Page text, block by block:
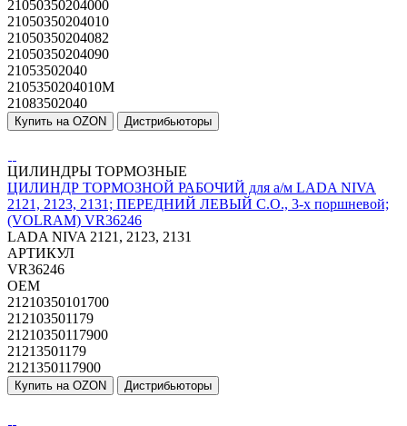
21050350204000
21050350204010
21050350204082
21050350204090
21053502040
2105350204010M
21083502040
Купить на OZON Дистрибьюторы
ЦИЛИНДРЫ ТОРМОЗНЫЕ
ЦИЛИНДР ТОРМОЗНОЙ РАБОЧИЙ для а/м LADA NIVA
2121, 2123, 2131; ПЕРЕДНИЙ ЛЕВЫЙ С.О., 3-х поршневой;
(VOLRAM) VR36246
LADA NIVA 2121, 2123, 2131
АРТИКУЛ
VR36246
OEM
21210350101700
212103501179
21210350117900
21213501179
2121350117900
Купить на OZON Дистрибьюторы